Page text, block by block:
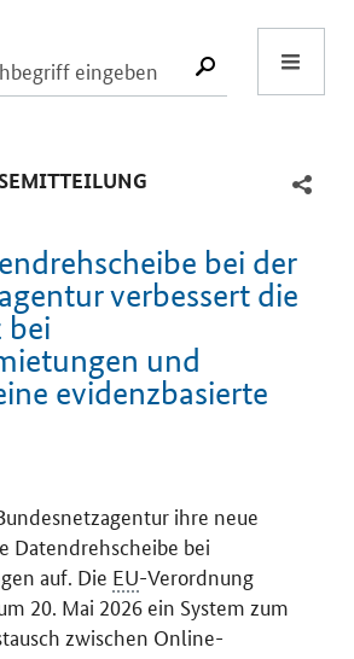
SUCHE
bei der
verbessert die
bei
und
evidenzbasierte
ihre neue
Datendrehscheibe bei
auf. Die EU-Verordnung
20. Mai 2026 ein System zum
zwischen Online-